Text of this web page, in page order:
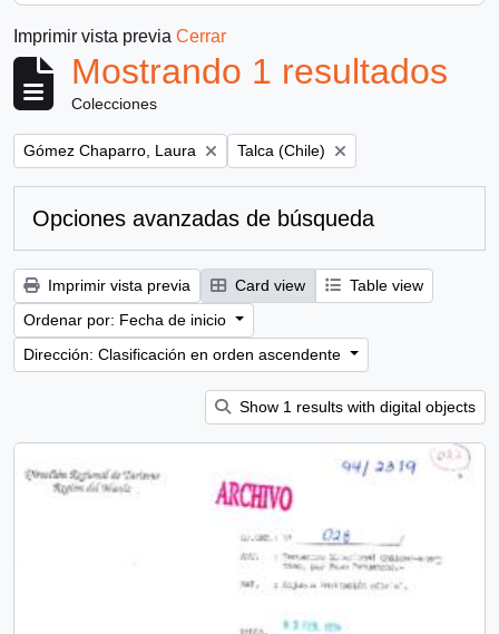
Imprimir vista previa Cerrar
Mostrando 1 resultados
Colecciones
Remove filter:
Gómez Chaparro, Laura Remove filter:
Talca (Chile)
Opciones avanzadas de búsqueda
Imprimir vista previa Card view
Table view
Ordenar por: Fecha de inicio
Dirección: Clasificación en orden ascendente
Show 1 results with digital objects